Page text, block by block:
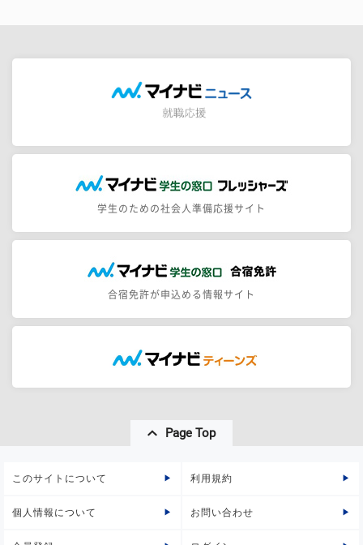
学生のための社会人準備応援サイト
合宿免許が申込める情報サイト
Page Top
このサイトについて 利用規約
個人情報について お問い合わせ